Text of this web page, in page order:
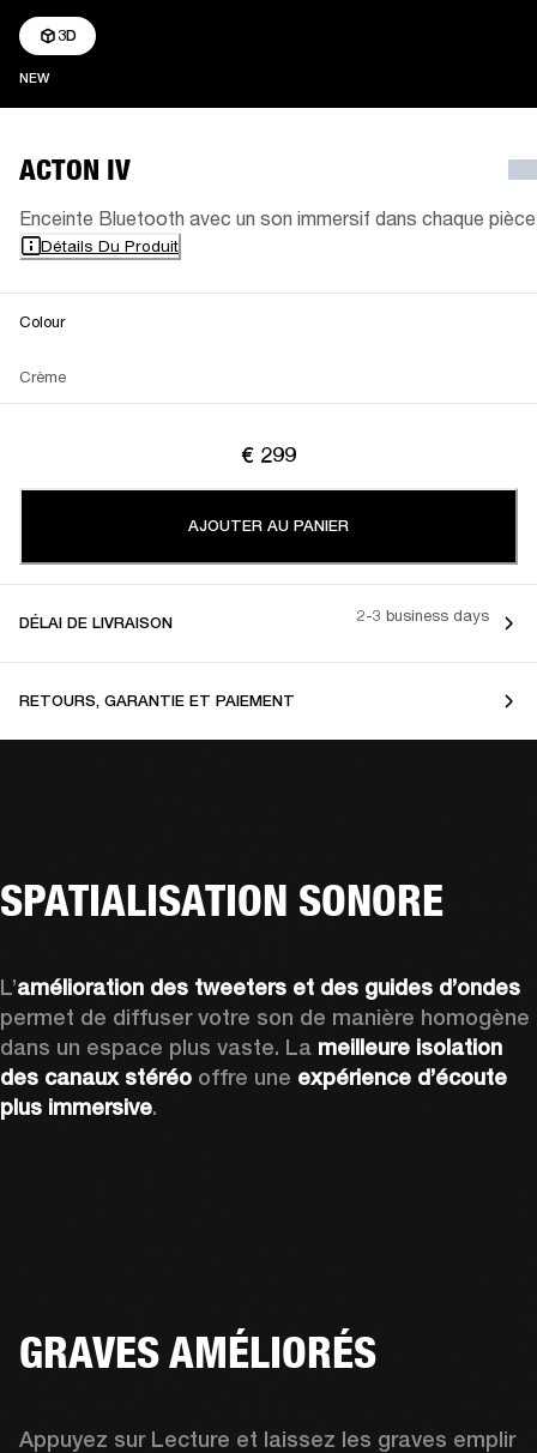
NEWNEW
3D
ACTON IV
Enceinte Bluetooth avec un son immersif dans chaque
Détails Du Produit
Colour
Crème
€ 299
AJOUTER AU PANIER
DÉLAI DE LIVRAISON 2-3 business days
RETOURS, GARANTIE ET PAIEMENT
SPATIALISATION SONORE
L’amélioration des tweeters et des guides d’ondes
permet de diffuser votre son de manière homogène
dans un espace plus vaste. La meilleure isolation
des canaux stéréo offre une expérience d’écoute
plus immersive.
GRAVES AMÉLIORÉS
Appuyez sur Lecture et laissez les graves emplir